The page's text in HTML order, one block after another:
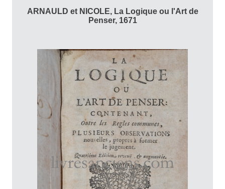
ARNAULD et NICOLE, La Logique ou l'Art de
Penser, 1671